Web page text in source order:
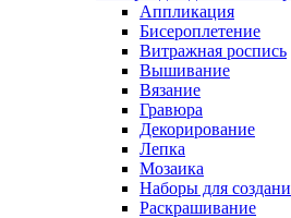
Аппликация
Бисероплетение
Витражная роспись
Вышивание
Вязание
Гравюра
Декорирование
Лепка
Мозаика
Наборы для
Раскрашивание